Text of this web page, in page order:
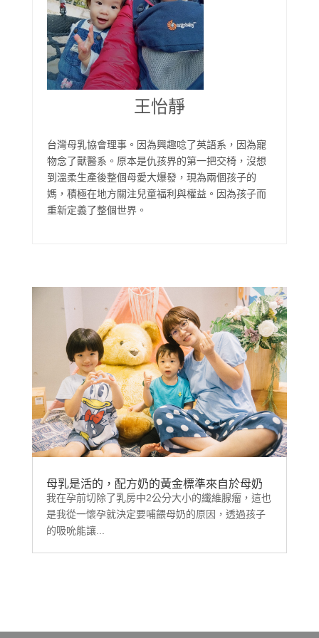
王怡靜
台灣母乳協會理事。因為興趣唸了英語系，因為寵
物念了獸醫系。原本是仇孩界的第一把交椅，沒想
到溫柔生產後整個母愛大爆發，現為兩個孩子的
媽，積極在地方關注兒童福利與權益。因為孩子而
重新定義了整個世界。
母乳是活的，配方奶的黃金標準來自於母奶
我在孕前切除了乳房中2公分大小的纖維腺瘤，這也
是我從一懷孕就決定要哺餵母奶的原因，透過孩子
的吸吮能讓...